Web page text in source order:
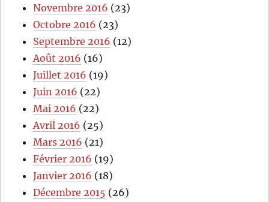
Novembre 2016 (23)
Octobre 2016 (23)
Septembre 2016 (12)
Août 2016 (16)
Juillet 2016 (19)
Juin 2016 (22)
Mai 2016 (22)
Avril 2016 (25)
Mars 2016 (21)
Février 2016 (19)
Janvier 2016 (18)
Décembre 2015 (26)